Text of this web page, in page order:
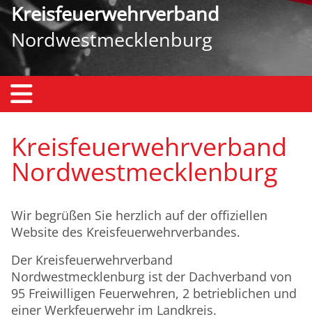
Kreisfeuerwehrverband
Nordwestmecklenburg
Kreisfeuerwehrverband
Nordwestmecklenburg
Wir begrüßen Sie herzlich auf der offiziellen
Website des Kreisfeuerwehrverbandes.
Der Kreisfeuerwehrverband
Nordwestmecklenburg ist der Dachverband von
95 Freiwilligen Feuerwehren, 2 betrieblichen und
einer Werkfeuerwehr im Landkreis.